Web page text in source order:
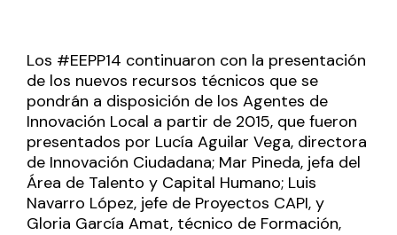
Los #EEPP14 continuaron con la presentación
de los nuevos recursos técnicos que se
pondrán a disposición de los Agentes de
Innovación Local a partir de 2015, que fueron
presentados por Lucía Aguilar Vega, directora
de Innovación Ciudadana; Mar Pineda, jefa del
Área de Talento y Capital Humano; Luis
Navarro López, jefe de Proyectos CAPI, y
Gloria García Amat, técnico de Formación,